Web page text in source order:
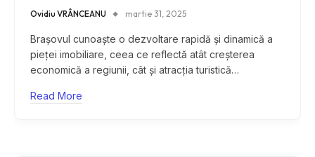
Ovidiu VRÂNCEANU martie 31, 2025
Brașovul cunoaște o dezvoltare rapidă și dinamică a
pieței imobiliare, ceea ce reflectă atât creșterea
economică a regiunii, cât și atracția turistică…
Read More